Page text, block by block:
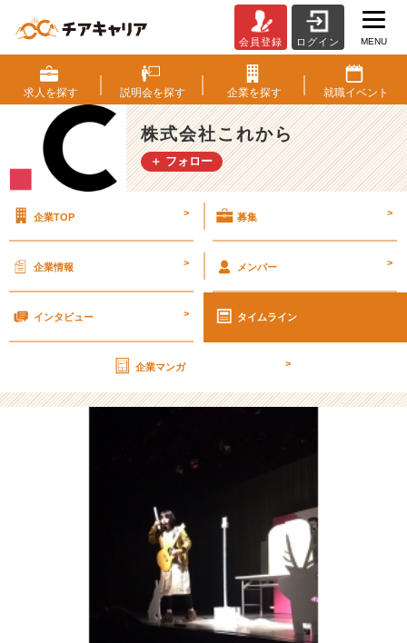
平
成
新
卒
浪
漫
o
介
【株
式
か
ら
の
タ
イ
ム
ラ
会員登録 ログイン MENU
求人を探す 説明会を探す 企業を探す 就職イベント
株式会社これから
＋ フォロー
企業TOP > 募集 >
企業情報 > メンバー >
インタビュー > タイムライン
企業マンガ >